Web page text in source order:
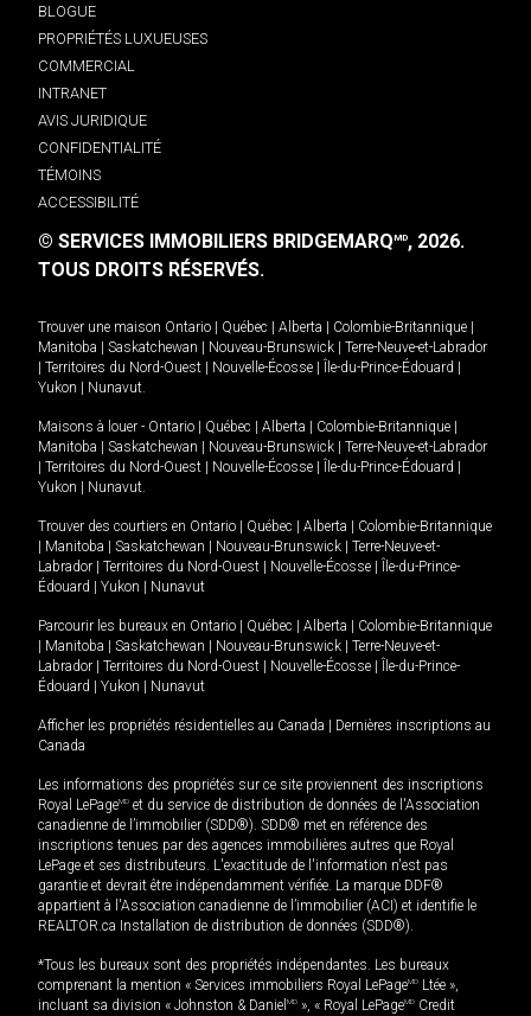
BLOGUE
PROPRIÉTÉS LUXUEUSES
COMMERCIAL
INTRANET
AVIS JURIDIQUE
CONFIDENTIALITÉ
TÉMOINS
ACCESSIBILITÉ
© SERVICES IMMOBILIERS BRIDGEMARQMD, 2026.
TOUS DROITS RÉSERVÉS.
Trouver une maison Ontario Québec Alberta Colombie-Britannique
Manitoba
Saskatchewan Nouveau-Brunswick
Terre-Neuve-et-Labrador
Territoires du Nord-Ouest Nouvelle-Écosse Île-du-Prince-Édouard
Yukon
Nunavut.
Maisons à louer - Ontario Québec Alberta Colombie-Britannique
Manitoba
Saskatchewan Nouveau-Brunswick
Terre-Neuve-et-Labrador
Territoires du Nord-Ouest Nouvelle-Écosse Île-du-Prince-Édouard
Yukon
Nunavut.
Trouver des courtiers en Ontario Québec Alberta
Colombie-Britannique
Manitoba Saskatchewan Nouveau-Brunswick
Terre-Neuve-et-
Labrador
Territoires du Nord-Ouest Nouvelle-Écosse
Île-du-Prince-
Édouard
Yukon Nunavut
Parcourir les bureaux en Ontario Québec Alberta
Colombie-Britannique
Manitoba Saskatchewan Nouveau-Brunswick
Terre-Neuve-et-
Labrador
Territoires du Nord-Ouest Nouvelle-Écosse
Île-du-Prince-
Édouard
Yukon Nunavut
Afficher les propriétés résidentielles au Canada
Dernières inscriptions au
Canada
Les informations des propriétés sur ce site proviennent des inscriptions
Royal LePageMD et du service de distribution de données de l'Association
canadienne de l’immobilier (SDD®). SDD® met en référence des
inscriptions tenues par des agences immobilières autres que Royal
LePage et ses distributeurs. L'exactitude de l'information n'est pas
garantie et devrait être indépendamment vérifiée. La marque DDF®
appartient à l'Association canadienne de l’immobilier (ACI) et identifie le
REALTOR.ca Installation de distribution de données (SDD®).
*Tous les bureaux sont des propriétés indépendantes. Les bureaux
comprenant la mention « Services immobiliers Royal LePageMD Ltée »,
incluant sa division « Johnston & Daniel MD », « Royal LePageMD Credit